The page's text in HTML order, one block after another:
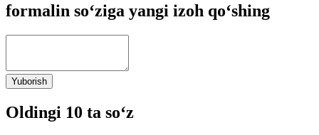
formalin so‘ziga yangi izoh qo‘shing
Yuborish
Oldingi 10 ta so‘z